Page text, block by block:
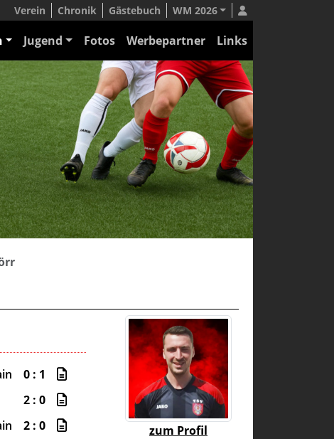
Verein Chronik Gästebuch WM 2026
Jugend Fotos Werbepartner Links
zum Profil
0 : 1
2 : 0
2 : 0